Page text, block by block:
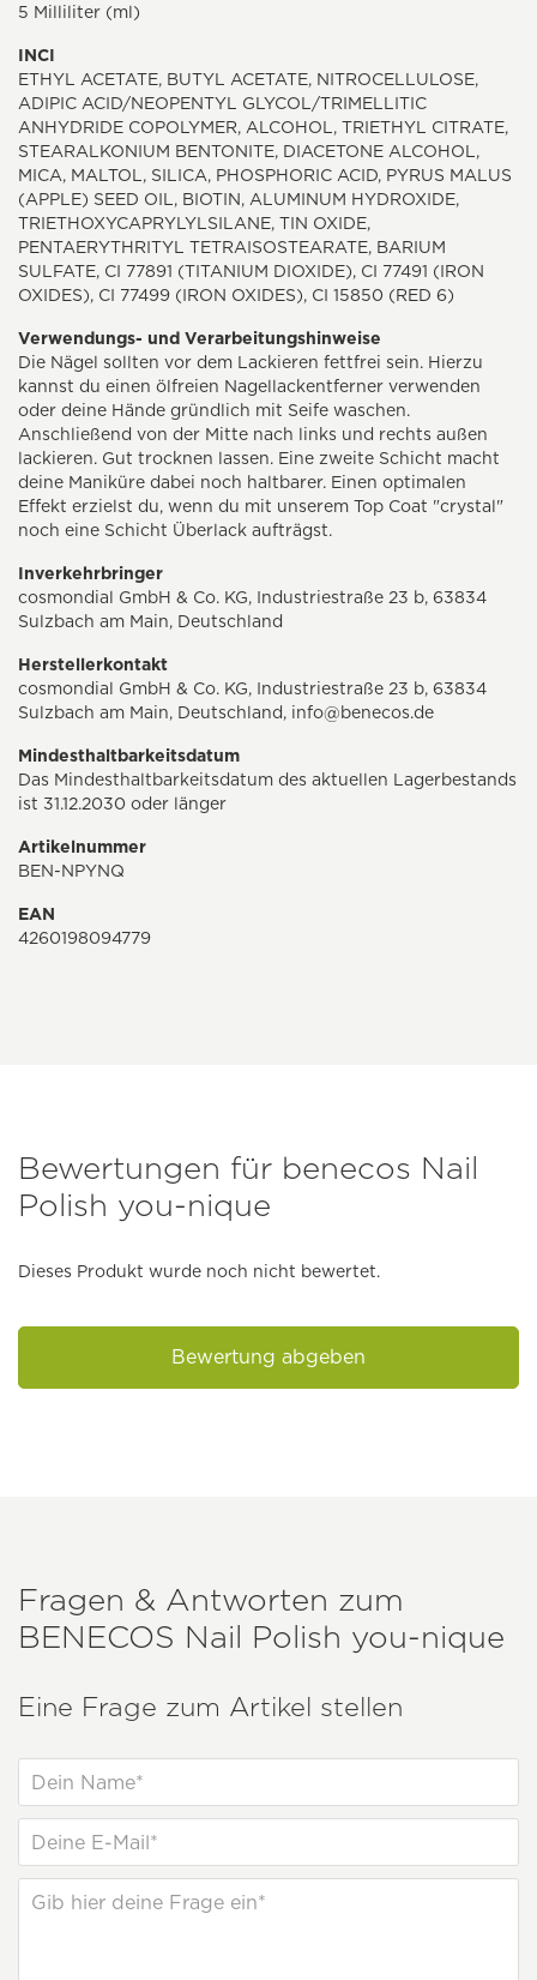
5 Milliliter (ml)
INCI
ETHYL ACETATE, BUTYL ACETATE, NITROCELLULOSE,
ADIPIC ACID/NEOPENTYL GLYCOL/TRIMELLITIC
ANHYDRIDE COPOLYMER, ALCOHOL, TRIETHYL CITRATE,
STEARALKONIUM BENTONITE, DIACETONE ALCOHOL,
MICA, MALTOL, SILICA, PHOSPHORIC ACID, PYRUS MALUS
(APPLE) SEED OIL, BIOTIN, ALUMINUM HYDROXIDE,
TRIETHOXYCAPRYLYLSILANE, TIN OXIDE,
PENTAERYTHRITYL TETRAISOSTEARATE, BARIUM
SULFATE, CI 77891 (TITANIUM DIOXIDE), CI 77491 (IRON
OXIDES), CI 77499 (IRON OXIDES), CI 15850 (RED 6)
Verwendungs- und Verarbeitungshinweise
Die Nägel sollten vor dem Lackieren fettfrei sein. Hierzu
kannst du einen ölfreien Nagellackentferner verwenden
oder deine Hände gründlich mit Seife waschen.
Anschließend von der Mitte nach links und rechts außen
lackieren. Gut trocknen lassen. Eine zweite Schicht macht
deine Maniküre dabei noch haltbarer. Einen optimalen
Effekt erzielst du, wenn du mit unserem Top Coat "crystal"
noch eine Schicht Überlack aufträgst.
Inverkehrbringer
cosmondial GmbH & Co. KG, Industriestraße 23 b, 63834
Sulzbach am Main, Deutschland
Herstellerkontakt
cosmondial GmbH & Co. KG, Industriestraße 23 b, 63834
Sulzbach am Main, Deutschland, info@benecos.de
Mindesthaltbarkeitsdatum
Das Mindesthaltbarkeitsdatum des aktuellen Lagerbestands
ist 31.12.2030 oder länger
Artikelnummer
BEN-NPYNQ
EAN
4260198094779
Bewertungen für benecos Nail
Polish you-nique
Dieses Produkt wurde noch nicht bewertet.
Bewertung abgeben
Fragen & Antworten zum
BENECOS Nail Polish you-nique
Eine Frage zum Artikel stellen